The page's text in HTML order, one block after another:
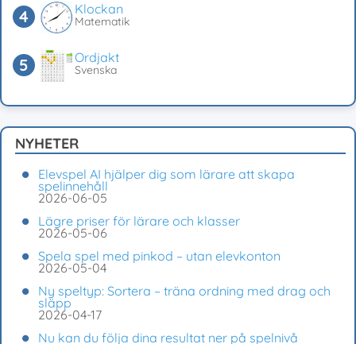
Klockan
Matematik
Ordjakt
Svenska
NYHETER
Elevspel AI hjälper dig som lärare att skapa
spelinnehåll
2026-06-05
Lägre priser för lärare och klasser
2026-05-06
Spela spel med pinkod – utan elevkonton
2026-05-04
Ny speltyp: Sortera – träna ordning med drag och
släpp
2026-04-17
Nu kan du följa dina resultat ner på spelnivå